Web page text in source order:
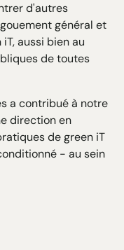
d'autres
général et
aussi bien au
de toutes
a contribué à notre
direction en
de green iT
- au sein